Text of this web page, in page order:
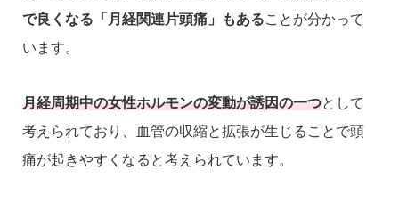
で良くなる「月経関連片頭痛」もあることが分かって
います。
月経周期中の女性ホルモンの変動が誘因の一つとして
考えられており、血管の収縮と拡張が生じることで頭
痛が起きやすくなると考えられています。